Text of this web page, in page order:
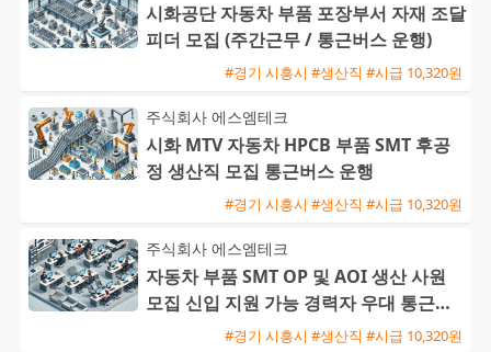
시화공단 자동차 부품 포장부서 자재 조달
피더 모집 (주간근무 / 통근버스 운행)
#경기 시흥시 #생산직 #시급 10,320원
주식회사 에스엠테크
시화 MTV 자동차 HPCB 부품 SMT 후공
정 생산직 모집 통근버스 운행
#경기 시흥시 #생산직 #시급 10,320원
주식회사 에스엠테크
자동차 부품 SMT OP 및 AOI 생산 사원
모집 신입 지원 가능 경력자 우대 통근버
#경기 시흥시 #생산직 #시급 10,320원